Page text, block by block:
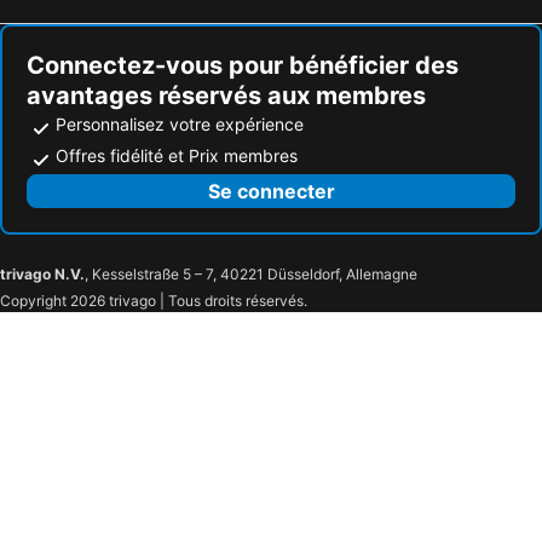
Connectez-vous pour bénéficier des
avantages réservés aux membres
Personnalisez votre expérience
Offres fidélité et Prix membres
Se connecter
trivago N.V., Kesselstraße 5 – 7, 40221 Düsseldorf, Allemagne
Copyright 2026 trivago | Tous droits réservés.